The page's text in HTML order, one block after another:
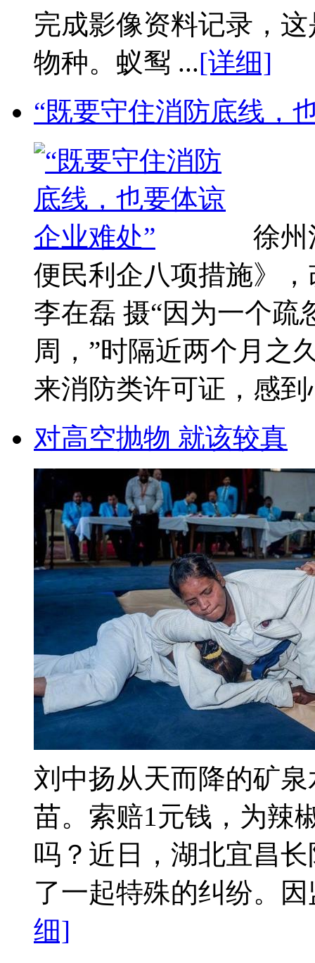
完成影像资料记录，
物种。蚁䴕 ...[详细]
“既要守住消防底线，
徐州
便民利企八项措施》
李在磊 摄“因为一个疏
周，”时隔近两个月之
来消防类许可证，感到
对高空抛物 就该较真
刘中扬从天而降的矿
苗。索赔1元钱，为辣
吗？近日，湖北宜昌
了一起特殊的纠纷。
细]